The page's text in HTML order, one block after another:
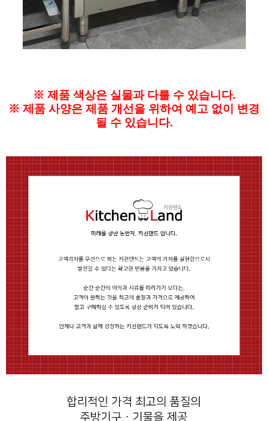
※ 제품 색상은 실물과 다를 수 있습니다.
※ 제품 사양은 제품 개선을 위하여 예고 없이 변경
될 수 있습니다.